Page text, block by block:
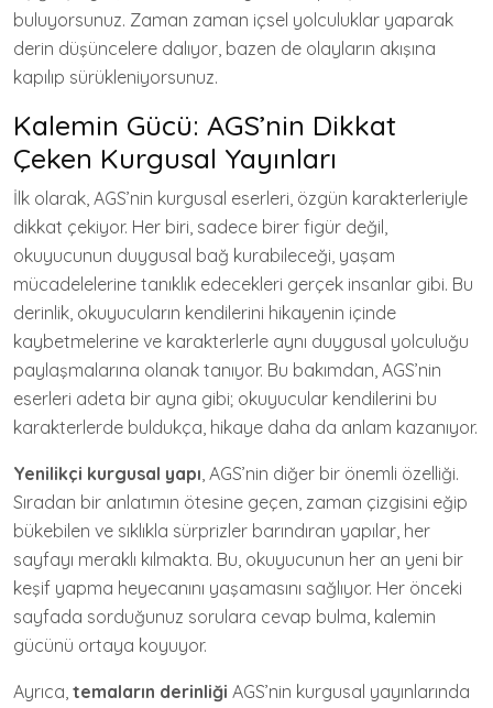
buluyorsunuz. Zaman zaman içsel yolculuklar yaparak
derin düşüncelere dalıyor, bazen de olayların akışına
kapılıp sürükleniyorsunuz.
Kalemin Gücü: AGS’nin Dikkat
Çeken Kurgusal Yayınları
İlk olarak, AGS’nin kurgusal eserleri, özgün karakterleriyle
dikkat çekiyor. Her biri, sadece birer figür değil,
okuyucunun duygusal bağ kurabileceği, yaşam
mücadelelerine tanıklık edecekleri gerçek insanlar gibi. Bu
derinlik, okuyucuların kendilerini hikayenin içinde
kaybetmelerine ve karakterlerle aynı duygusal yolculuğu
paylaşmalarına olanak tanıyor. Bu bakımdan, AGS’nin
eserleri adeta bir ayna gibi; okuyucular kendilerini bu
karakterlerde buldukça, hikaye daha da anlam kazanıyor.
Yenilikçi kurgusal yapı, AGS’nin diğer bir önemli özelliği.
Sıradan bir anlatımın ötesine geçen, zaman çizgisini eğip
bükebilen ve sıklıkla sürprizler barındıran yapılar, her
sayfayı meraklı kılmakta. Bu, okuyucunun her an yeni bir
keşif yapma heyecanını yaşamasını sağlıyor. Her önceki
sayfada sorduğunuz sorulara cevap bulma, kalemin
gücünü ortaya koyuyor.
Ayrıca, temaların derinliği AGS’nin kurgusal yayınlarında